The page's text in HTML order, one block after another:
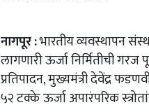
नागपूर:भारतीयव्यवस्थापन
लागणारीऊर्जानिर्मितीचीगरज
प्रतिपादन,मुख्यमंत्रीदेवेंद्र
५२टक्केऊर्जाअपारंपरिक